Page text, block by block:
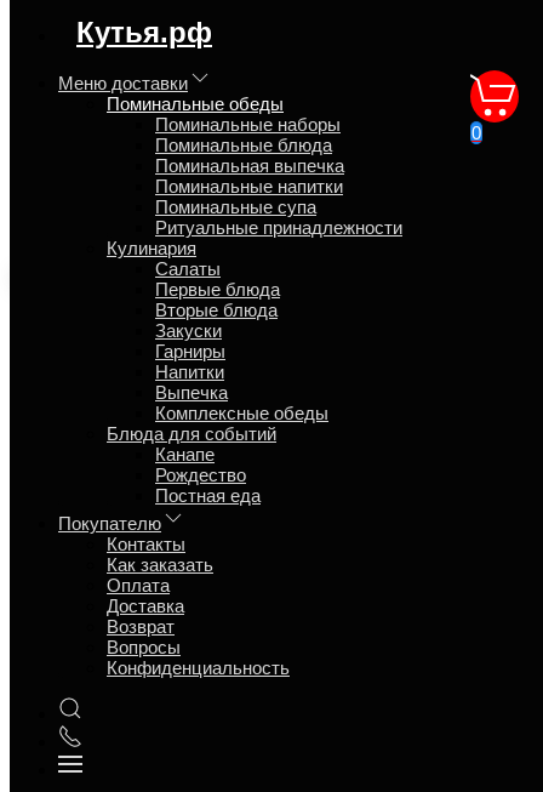
регион доставки:
Московская область
Кутья.рф
Меню доставки
Поминальные обеды
Поминальные наборы
Поминальные блюда
Поминальная выпечка
Поминальные напитки
Поминальные супа
Ритуальные принадлежности
Кулинария
Салаты
Первые блюда
Вторые блюда
Закуски
Гарниры
Напитки
Выпечка
Комплексные обеды
Блюда для событий
Канапе
Рождество
Постная еда
Покупателю
Контакты
Как заказать
Оплата
Доставка
Возврат
Вопросы
Конфиденциальность
0
Традиционный
поминальный набор №2
Поминальные обеды